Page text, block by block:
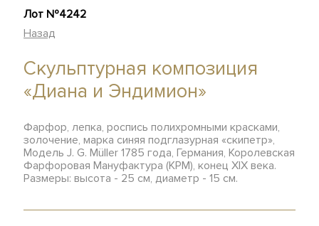
Лот №4242
Назад
Скульптурная композиция
«Диана и Эндимион»
Фарфор, лепка, роспись полихромными красками,
золочение, марка синяя подглазурная «скипетр»,
Модель J. G. Müller 1785 года, Германия, Королевская
Фарфоровая Мануфактура (КРМ), конец XIX века.
Размеры: высота - 25 см, диаметр - 15 см.